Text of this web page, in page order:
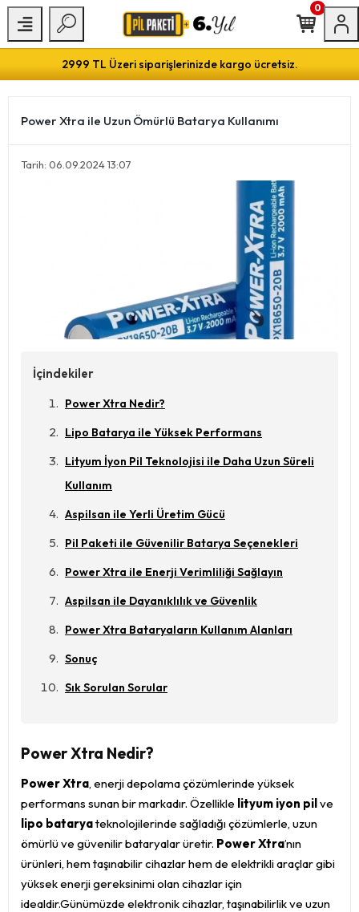
2999 TL Üzeri siparişlerinizde kargo ücretsiz.
0
Power Xtra ile Uzun Ömürlü Batarya Kullanımı
Tarih: 06.09.2024 13:07
İçindekiler
Power Xtra Nedir?
Lipo Batarya ile Yüksek Performans
Lityum İyon Pil Teknolojisi ile Daha Uzun Süreli
Kullanım
Aspilsan ile Yerli Üretim Gücü
Pil Paketi ile Güvenilir Batarya Seçenekleri
Power Xtra ile Enerji Verimliliği Sağlayın
Aspilsan ile Dayanıklılık ve Güvenlik
Power Xtra Bataryaların Kullanım Alanları
Sonuç
Sık Sorulan Sorular
Power Xtra Nedir?
Power Xtra, enerji depolama çözümlerinde yüksek
performans sunan bir markadır. Özellikle lityum iyon pilve
lipo bataryateknolojilerinde sağladığı çözümlerle, uzun
ömürlü ve güvenilir bataryalar üretir. Power Xtra’nın
ürünleri, hem taşınabilir cihazlar hem de elektrikli araçlar gibi
yüksek enerji gereksinimi olan cihazlar için
idealdir.Günümüzde elektronik cihazlar, taşınabilirlik ve uzun